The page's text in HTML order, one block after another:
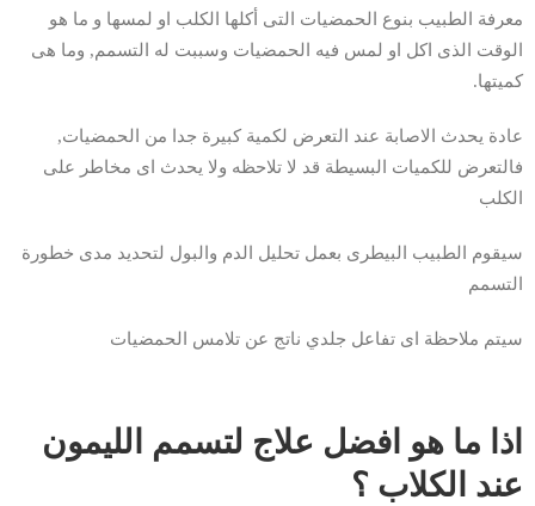
معرفة الطبيب بنوع الحمضيات التى أكلها الكلب او لمسها و ما هو
الوقت الذى اكل او لمس فيه الحمضيات وسببت له التسمم, وما هى
كميتها.
عادة يحدث الاصابة عند التعرض لكمية كبيرة جدا من الحمضيات,
فالتعرض للكميات البسيطة قد لا تلاحظه ولا يحدث اى مخاطر على
الكلب
سيقوم الطبيب البيطرى بعمل تحليل الدم والبول لتحديد مدى خطورة
التسمم
سيتم ملاحظة اى تفاعل جلدي ناتج عن تلامس الحمضيات
اذا ما هو افضل علاج لتسمم الليمون
عند الكلاب ؟